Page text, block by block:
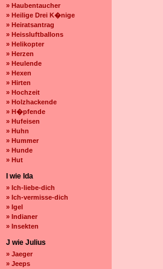
» Haubentaucher
» Heilige Drei K�nige
» Heiratsantrag
» Heissluftballons
» Helikopter
» Herzen
» Heulende
» Hexen
» Hirten
» Hochzeit
» Holzhackende
» H�pfende
» Hufeisen
» Huhn
» Hummer
» Hunde
» Hut
I wie Ida
» Ich-liebe-dich
» Ich-vermisse-dich
» Igel
» Indianer
» Insekten
J wie Julius
» Jaeger
» Jeeps